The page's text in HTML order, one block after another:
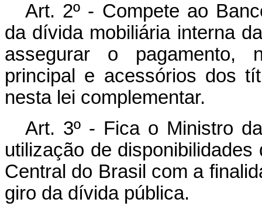
Art. 2º - Compete ao
da dívida mobiliária interna
assegurar o pagamento,
principal e acessórios dos
nesta lei complementar.
Art. 3º - Fica o Ministro
utilização de
Central do Brasil com a
giro da dívida pública.